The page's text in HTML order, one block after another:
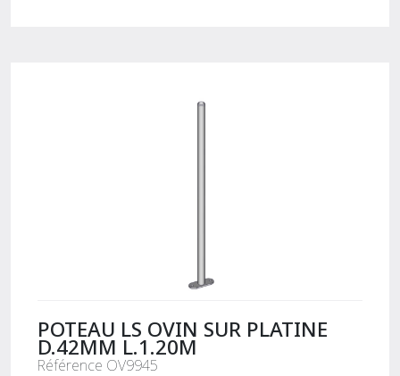
POTEAU LS OVIN SUR PLATINE
D.42MM L.1.20M
Référence OV9945